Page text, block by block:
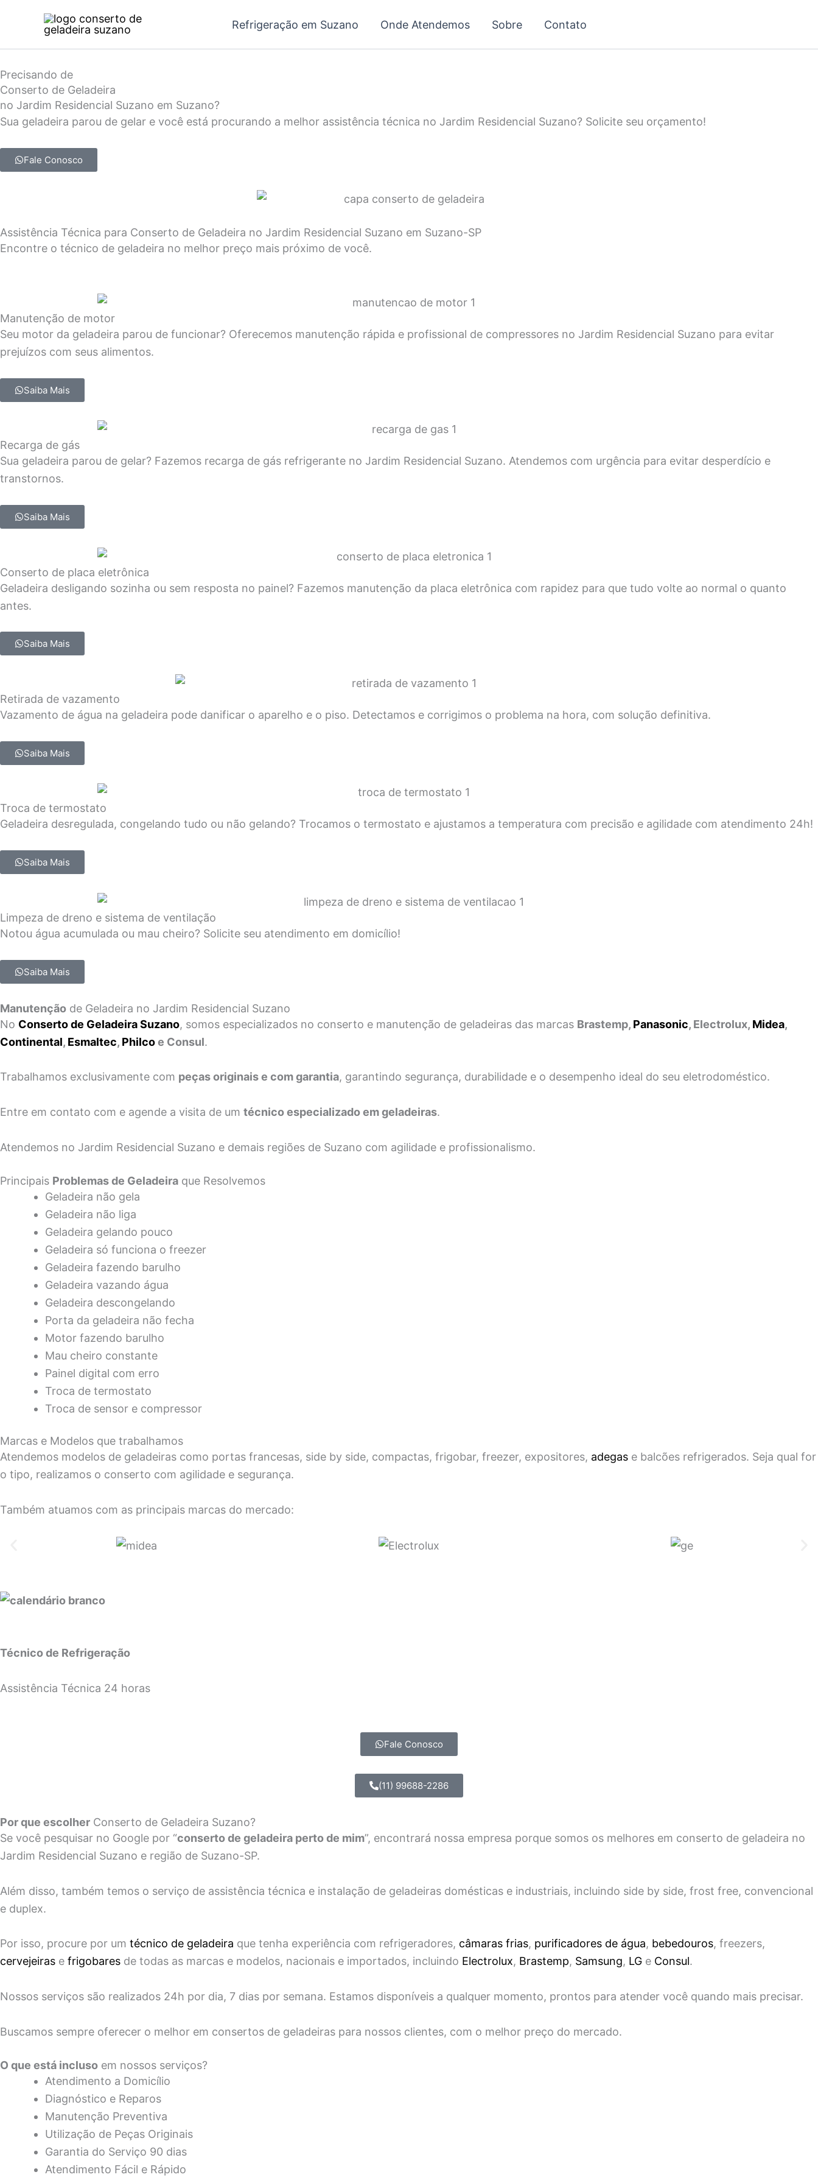
Refrigeração em Suzano Onde Atendemos Sobre Contato
Precisando de
Conserto de Geladeira
no Jardim Residencial Suzano em Suzano?
Sua geladeira parou de gelar e você está procurando a melhor assistência técnica no Jardim Residencial Suzano? Solicite seu orçamento!
Fale Conosco
Assistência Técnica para Conserto de Geladeira no Jardim Residencial Suzano em Suzano-SP
Encontre o técnico de geladeira no melhor preço mais próximo de você.
Manutenção de motor
Seu motor da geladeira parou de funcionar? Oferecemos manutenção rápida e profissional de compressores no Jardim Residencial Suzano para evitar
prejuízos com seus alimentos.
Saiba Mais
Recarga de gás
Sua geladeira parou de gelar? Fazemos recarga de gás refrigerante no Jardim Residencial Suzano. Atendemos com urgência para evitar desperdício e
transtornos.
Saiba Mais
Conserto de placa eletrônica
Geladeira desligando sozinha ou sem resposta no painel? Fazemos manutenção da placa eletrônica com rapidez para que tudo volte ao normal o quanto
antes.
Saiba Mais
Retirada de vazamento
Vazamento de água na geladeira pode danificar o aparelho e o piso. Detectamos e corrigimos o problema na hora, com solução definitiva.
Saiba Mais
Troca de termostato
Geladeira desregulada, congelando tudo ou não gelando? Trocamos o termostato e ajustamos a temperatura com precisão e agilidade com atendimento 24h!
Saiba Mais
Limpeza de dreno e sistema de ventilação
Notou água acumulada ou mau cheiro? Solicite seu atendimento em domicílio!
Saiba Mais
Manutenção de Geladeira no Jardim Residencial Suzano
No Conserto de Geladeira Suzano, somos especializados no conserto e manutenção de geladeiras das marcas Brastemp, Panasonic, Electrolux, Midea,
Continental, Esmaltec, Philcoe Consul.
Trabalhamos exclusivamente com peças originais e com garantia, garantindo segurança, durabilidade e o desempenho ideal do seu eletrodoméstico.
Entre em contato com e agende a visita de um técnico especializado em geladeiras.
Atendemos no Jardim Residencial Suzano e demais regiões de Suzano com agilidade e profissionalismo.
Principais Problemas de Geladeira que Resolvemos
Geladeira não gela
Geladeira não liga
Geladeira gelando pouco
Geladeira só funciona o freezer
Geladeira fazendo barulho
Geladeira vazando água
Geladeira descongelando
Porta da geladeira não fecha
Motor fazendo barulho
Mau cheiro constante
Painel digital com erro
Troca de termostato
Troca de sensor e compressor
Marcas e Modelos que trabalhamos
Atendemos modelos de geladeiras como portas francesas, side by side, compactas, frigobar, freezer, expositores, adegas e balcões refrigerados. Seja qual for
o tipo, realizamos o conserto com agilidade e segurança.
Também atuamos com as principais marcas do mercado:
Técnico de Refrigeração
Assistência Técnica 24 horas
Fale Conosco
(11) 99688-2286
Por que escolher Conserto de Geladeira Suzano?
Se você pesquisar no Google por “conserto de geladeira perto de mim”, encontrará nossa empresa porque somos os melhores em conserto de geladeira no
Jardim Residencial Suzano e região de Suzano-SP.
Além disso, também temos o serviço de assistência técnica e instalação de geladeiras domésticas e industriais, incluindo side by side, frost free, convencional
e duplex.
Por isso, procure por um técnico de geladeira que tenha experiência com refrigeradores, câmaras frias, purificadores de água, bebedouros, freezers,
cervejeiras e frigobares de todas as marcas e modelos, nacionais e importados, incluindo Electrolux, Brastemp, Samsung, LG e Consul.
Nossos serviços são realizados 24h por dia, 7 dias por semana. Estamos disponíveis a qualquer momento, prontos para atender você quando mais precisar.
Buscamos sempre oferecer o melhor em consertos de geladeiras para nossos clientes, com o melhor preço do mercado.
O que está incluso em nossos serviços?
Atendimento a Domicílio
Diagnóstico e Reparos
Manutenção Preventiva
Utilização de Peças Originais
Garantia do Serviço 90 dias
Atendimento Fácil e Rápido